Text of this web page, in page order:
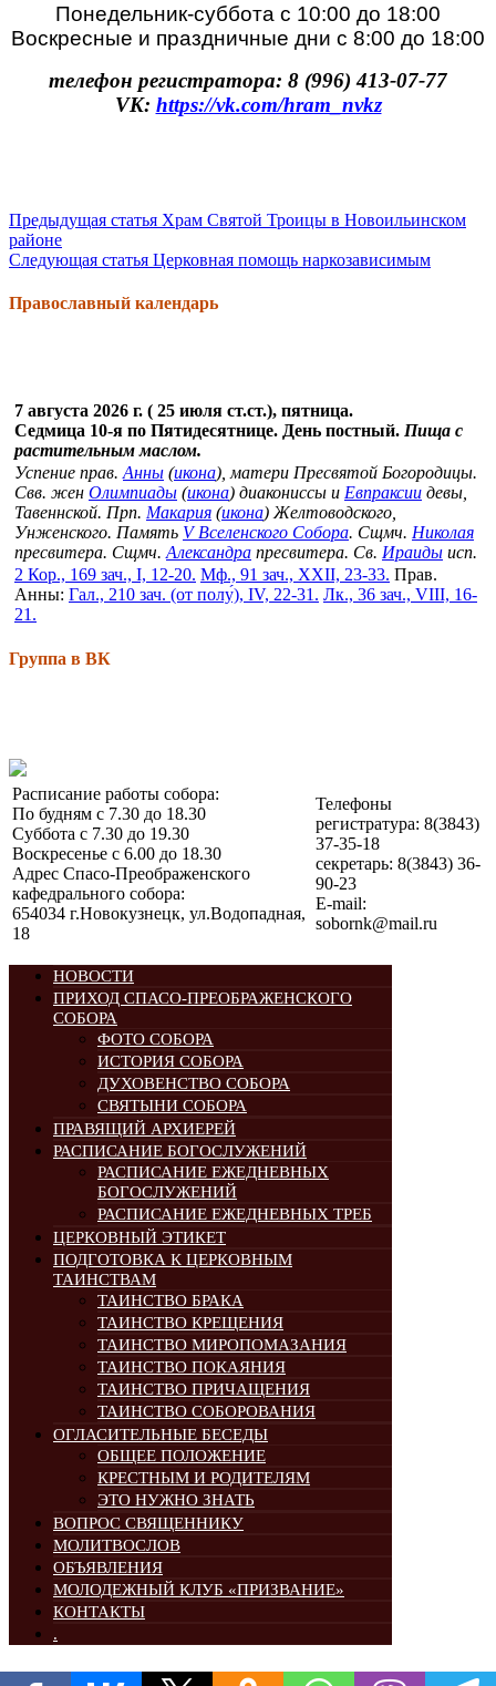
Понедельник-суббота с 10:00 до 18:00
Воскресные и праздничные дни с 8:00 до 18:00
телефон регистратора: 8 (996) 413-07-77
VK: https://vk.com/hram_nvkz
Продолжить
чтение
Предыдущая статья Храм Святой Троицы в Новоильинском
районе
Следующая статья Церковная помощь наркозависимым
Православный календарь
7 августа 2026 г. ( 25 июля ст.ст.), пятница.
Седмица 10-я по Пятидесятнице. День постный. Пища с
растительным маслом.
Успение прав. Анны (икона), матери Пресвятой Богородицы.
Свв. жен Олимпиады (икона) диакониссы и Евпраксии девы,
Тавеннской. Прп. Макария (икона) Желтоводского,
Унженского. Память V Вселенского Собора. Сщмч. Николая
пресвитера. Сщмч. Александра пресвитера. Св. Ираиды исп.
2 Кор., 169 зач., I, 12-20. Мф., 91 зач., XXII, 23-33. Прав.
Анны: Гал., 210 зач. (от полу́), IV, 22-31. Лк., 36 зач., VIII, 16-
21.
Группа в ВК
Расписание работы собора:
По будням с 7.30 до 18.30
Суббота с 7.30 до 19.30
Воскресенье с 6.00 до 18.30
Адрес Спасо-Преображенского
кафедрального собора:
654034 г.Новокузнецк, ул.Водопадная,
18
Телефоны
регистратура: 8(3843)
37-35-18
секретарь: 8(3843) 36-
90-23
E-mail:
sobornk@mail.ru
НОВОСТИ
ПРИХОД СПАСО-ПРЕОБРАЖЕНСКОГО
СОБОРА
ФОТО СОБОРА
ИСТОРИЯ СОБОРА
ДУХОВЕНСТВО СОБОРА
СВЯТЫНИ СОБОРА
ПРАВЯЩИЙ АРХИЕРЕЙ
РАСПИСАНИЕ БОГОСЛУЖЕНИЙ
РАСПИСАНИЕ ЕЖЕДНЕВНЫХ
БОГОСЛУЖЕНИЙ
РАСПИСАНИЕ ЕЖЕДНЕВНЫХ ТРЕБ
ЦЕРКОВНЫЙ ЭТИКЕТ
ПОДГОТОВКА К ЦЕРКОВНЫМ
ТАИНСТВАМ
ТАИНСТВО БРАКА
ТАИНСТВО КРЕЩЕНИЯ
ТАИНСТВО МИРОПОМАЗАНИЯ
ТАИНСТВО ПОКАЯНИЯ
ТАИНСТВО ПРИЧАЩЕНИЯ
ТАИНСТВО СОБОРОВАНИЯ
ОГЛАСИТЕЛЬНЫЕ БЕСЕДЫ
ОБЩЕЕ ПОЛОЖЕНИЕ
КРЕСТНЫМ И РОДИТЕЛЯМ
ЭТО НУЖНО ЗНАТЬ
ВОПРОС СВЯЩЕННИКУ
МОЛИТВОСЛОВ
ОБЪЯВЛЕНИЯ
МОЛОДЕЖНЫЙ КЛУБ «ПРИЗВАНИЕ»
КОНТАКТЫ
.